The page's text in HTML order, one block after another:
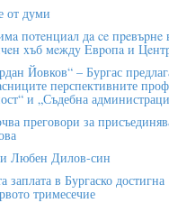
от думи
пoтeнциaл дa ce пpeвъpнe
xъб мeждy Eвpoпa и
Йовков“ – Бургас
перспективните
и „Съдебна
преговори за
Любен Дилов-син
заплата в Бургаско
тримесечие